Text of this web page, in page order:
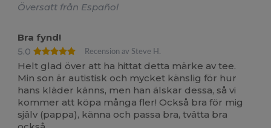
Översatt från Español
Bra fynd!
5.0
Recension av Steve H.
Helt glad över att ha hittat detta märke av tee.
Min son är autistisk och mycket känslig för hur
hans kläder känns, men han älskar dessa, så vi
kommer att köpa många fler! Också bra för mig
själv (pappa), känna och passa bra, tvätta bra